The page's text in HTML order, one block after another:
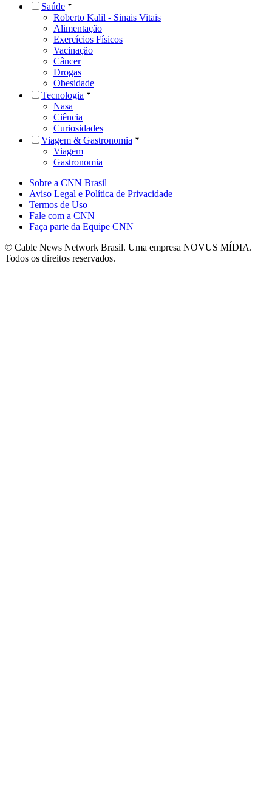
Saúde
Roberto Kalil - Sinais Vitais
Alimentação
Exercícios Físicos
Vacinação
Câncer
Drogas
Obesidade
Tecnologia
Nasa
Ciência
Curiosidades
Viagem & Gastronomia
Viagem
Gastronomia
Sobre a CNN Brasil
Aviso Legal e Política de Privacidade
Termos de Uso
Fale com a CNN
Faça parte da Equipe CNN
© Cable News Network Brasil. Uma empresa NOVUS MÍDIA.
Todos os direitos reservados.